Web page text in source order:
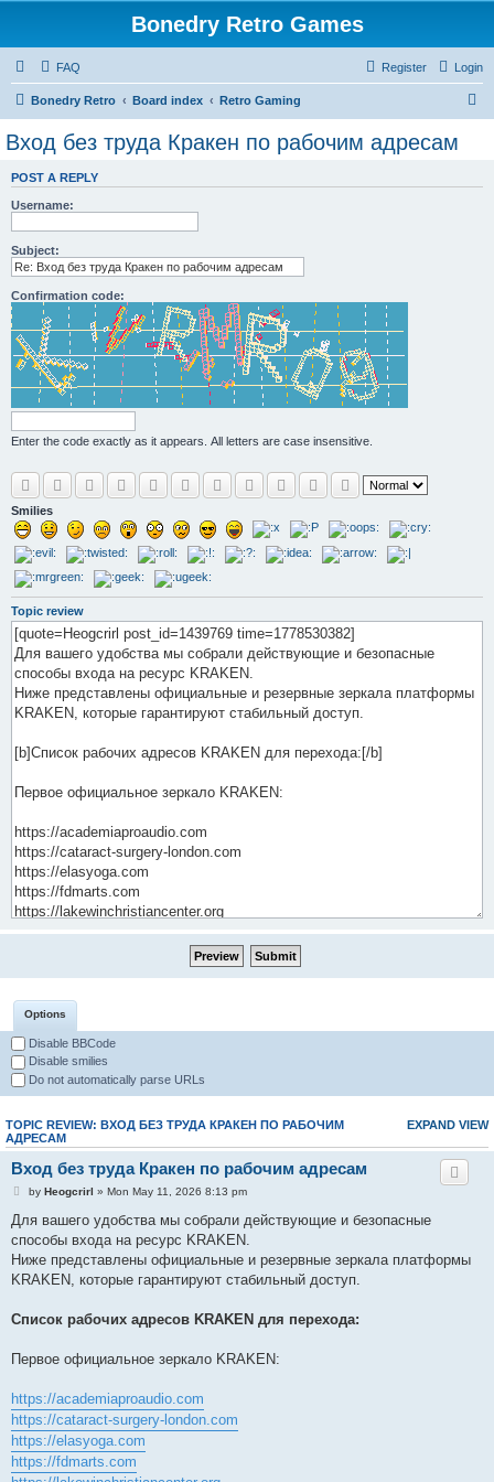
Bonedry Retro Games
FAQ Login
Register
Bonedry Retro Board index Retro Gaming
Вход без труда Кракен по рабочим адресам
POST A REPLY
Username:
Subject:
Confirmation code:
Enter the code exactly as it appears. All letters are case insensitive.
Smilies
Topic review
Options
Disable BBCode
Disable smilies
Do not automatically parse URLs
EXPAND VIEW
TOPIC REVIEW: ВХОД БЕЗ ТРУДА КРАКЕН ПО РАБОЧИМ
АДРЕСАМ
Вход без труда Кракен по рабочим адресам
by Heogcrirl » Mon May 11, 2026 8:13 pm
Для вашего удобства мы собрали действующие и безопасные
способы входа на ресурс KRAKEN.
Ниже представлены официальные и резервные зеркала платформы
KRAKEN, которые гарантируют стабильный доступ.
Список рабочих адресов KRAKEN для перехода:
Первое официальное зеркало KRAKEN:
https://academiaproaudio.com
https://cataract-surgery-london.com
https://elasyoga.com
https://fdmarts.com